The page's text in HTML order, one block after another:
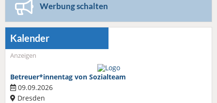
Werbung schalten
Kalender
Anzeigen
Betreuer*innentag von Sozialteam
09.09.2026
Dresden